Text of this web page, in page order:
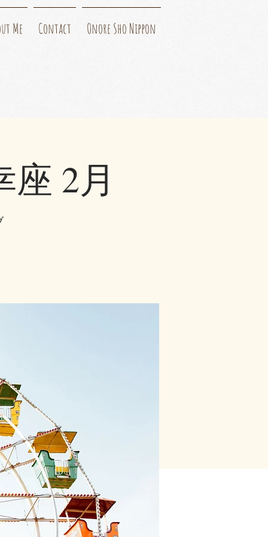
Me Contact Onore Sho Nippon
2月